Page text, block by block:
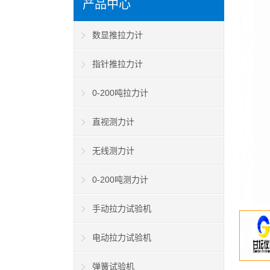
产品中心
数显推拉力计
指针推拉力计
0-200吨拉力计
直视测力计
无线测力计
0-200吨测力计
手动拉力试验机
电动拉力试验机
弹簧试验机